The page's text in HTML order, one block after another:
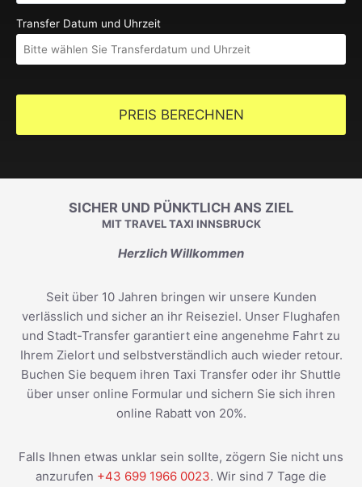
Transfer Datum und Uhrzeit
PREIS BERECHNEN
SICHER UND PÜNKTLICH ANS ZIEL
MIT TRAVEL TAXI INNSBRUCK
Herzlich Willkommen
Seit über 10 Jahren bringen wir unsere Kunden
verlässlich und sicher an ihr Reiseziel. Unser Flughafen
und Stadt-Transfer garantiert eine angenehme Fahrt zu
Ihrem Zielort und selbstverständlich auch wieder retour.
Buchen Sie bequem ihren Taxi Transfer oder ihr Shuttle
über unser online Formular und sichern Sie sich ihren
online Rabatt von 20%.
Falls Ihnen etwas unklar sein sollte, zögern Sie nicht uns
anzurufen +43 699 1966 0023. Wir sind 7 Tage die